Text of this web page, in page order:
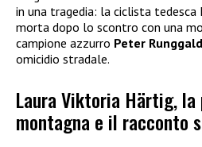
in una tragedia: la ciclista tedesca
morta dopo lo scontro con una
campione azzurro Peter
omicidio stradale.
Laura Viktoria Härtig, la
montagna e il racconto